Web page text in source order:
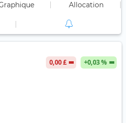
Allocation
0,00 £
+0,03 %